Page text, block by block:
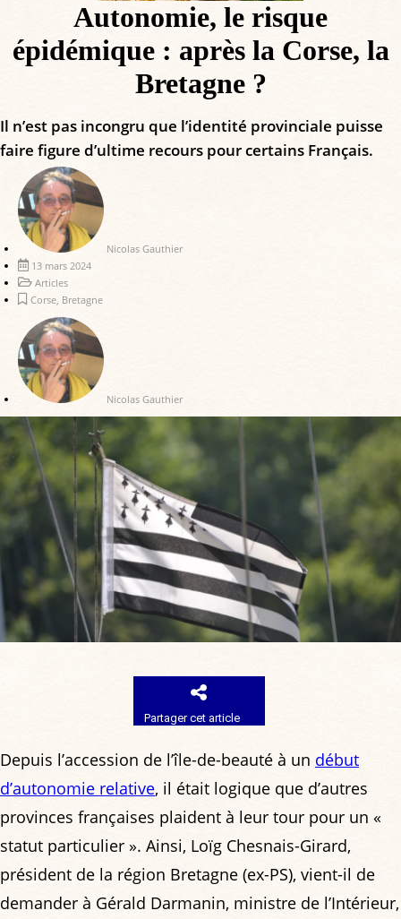
Autonomie, le risque
épidémique : après la Corse, la
Bretagne ?
Il n’est pas incongru que l’identité provinciale puisse
faire figure d’ultime recours pour certains Français.
Nicolas Gauthier
13 mars 2024
Articles
Corse, Bretagne
Nicolas Gauthier
Partager cet article
Depuis l’accession de l’île-de-beauté à un début
d’autonomie relative, il était logique que d’autres
provinces françaises plaident à leur tour pour un «
statut particulier ». Ainsi, Loïg Chesnais-Girard,
président de la région Bretagne (ex-PS), vient-il de
demander à Gérald Darmanin, ministre de l’Intérieur,